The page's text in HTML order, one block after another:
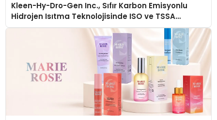
Kleen-Hy-Dro-Gen Inc., Sıfır Karbon Emisyonlu
Hidrojen Isıtma Teknolojisinde ISO ve TSSA
Düzenleyici Onaylarını Aldı